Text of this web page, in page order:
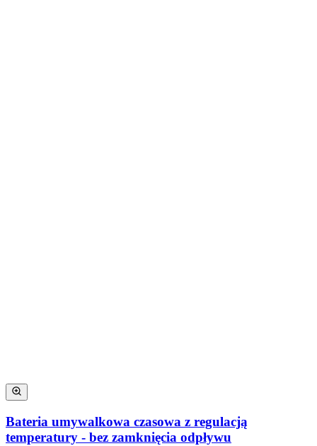
Bateria umywalkowa czasowa z regulacją
temperatury - bez zamknięcia odpływu